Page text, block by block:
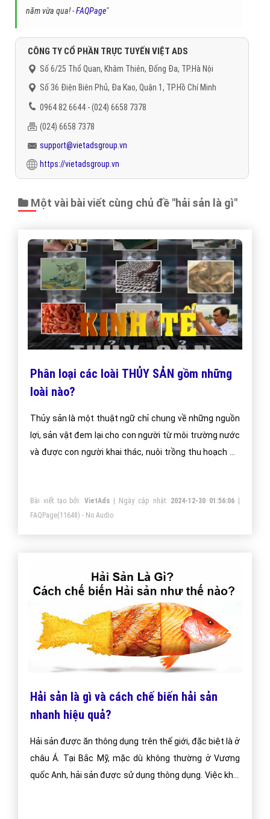
năm vừa qua! -FAQPage"
CÔNG TY CỔ PHẦN TRỰC TUYẾN VIỆT ADS
Số 6/25 Thổ Quan, Khâm Thiên, Đống Đa, TP.Hà Nội
Số 36 Điện Biên Phủ, Đa Kao, Quận 1, TP.Hồ Chí Minh
0964 82 6644 - (024) 6658 7378
(024) 6658 7378
support@vietadsgroup.vn
https://vietadsgroup.vn
Một vài bài viết cùng chủ đề "hải sản là gì"
Phân loại các loài THỦY SẢN gồm những
loài nào?
Thủy sản là một thuật ngữ chỉ chung về những nguồn
lợi, sản vật đem lại cho con người từ môi trường nước
và được con người khai thác, nuôi trồng thu hoạch sử
Bài viết tạo bởi:VietAds | Ngày cập nhật: 2024-12-30 01:56:06
FAQPage(11648) - No Audio
Hải sản là gì và cách chế biến hải sản
nhanh hiệu quả?
Hải sản được ăn thông dụng trên thế giới, đặc biệt là ở
châu Á. Tại Bắc Mỹ, mặc dù không thường ở Vương
quốc Anh, hải sản được sử dụng thông dụng. Việc khai